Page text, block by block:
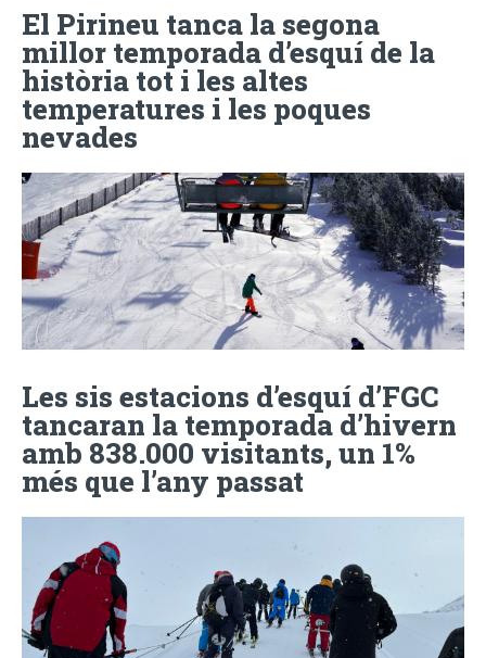
El Pirineu tanca la segona
millor temporada d’esquí de la
història tot i les altes
temperatures i les poques
nevades
Les sis estacions d’esquí d’FGC
tancaran la temporada d’hivern
amb 838.000 visitants, un 1%
més que l’any passat